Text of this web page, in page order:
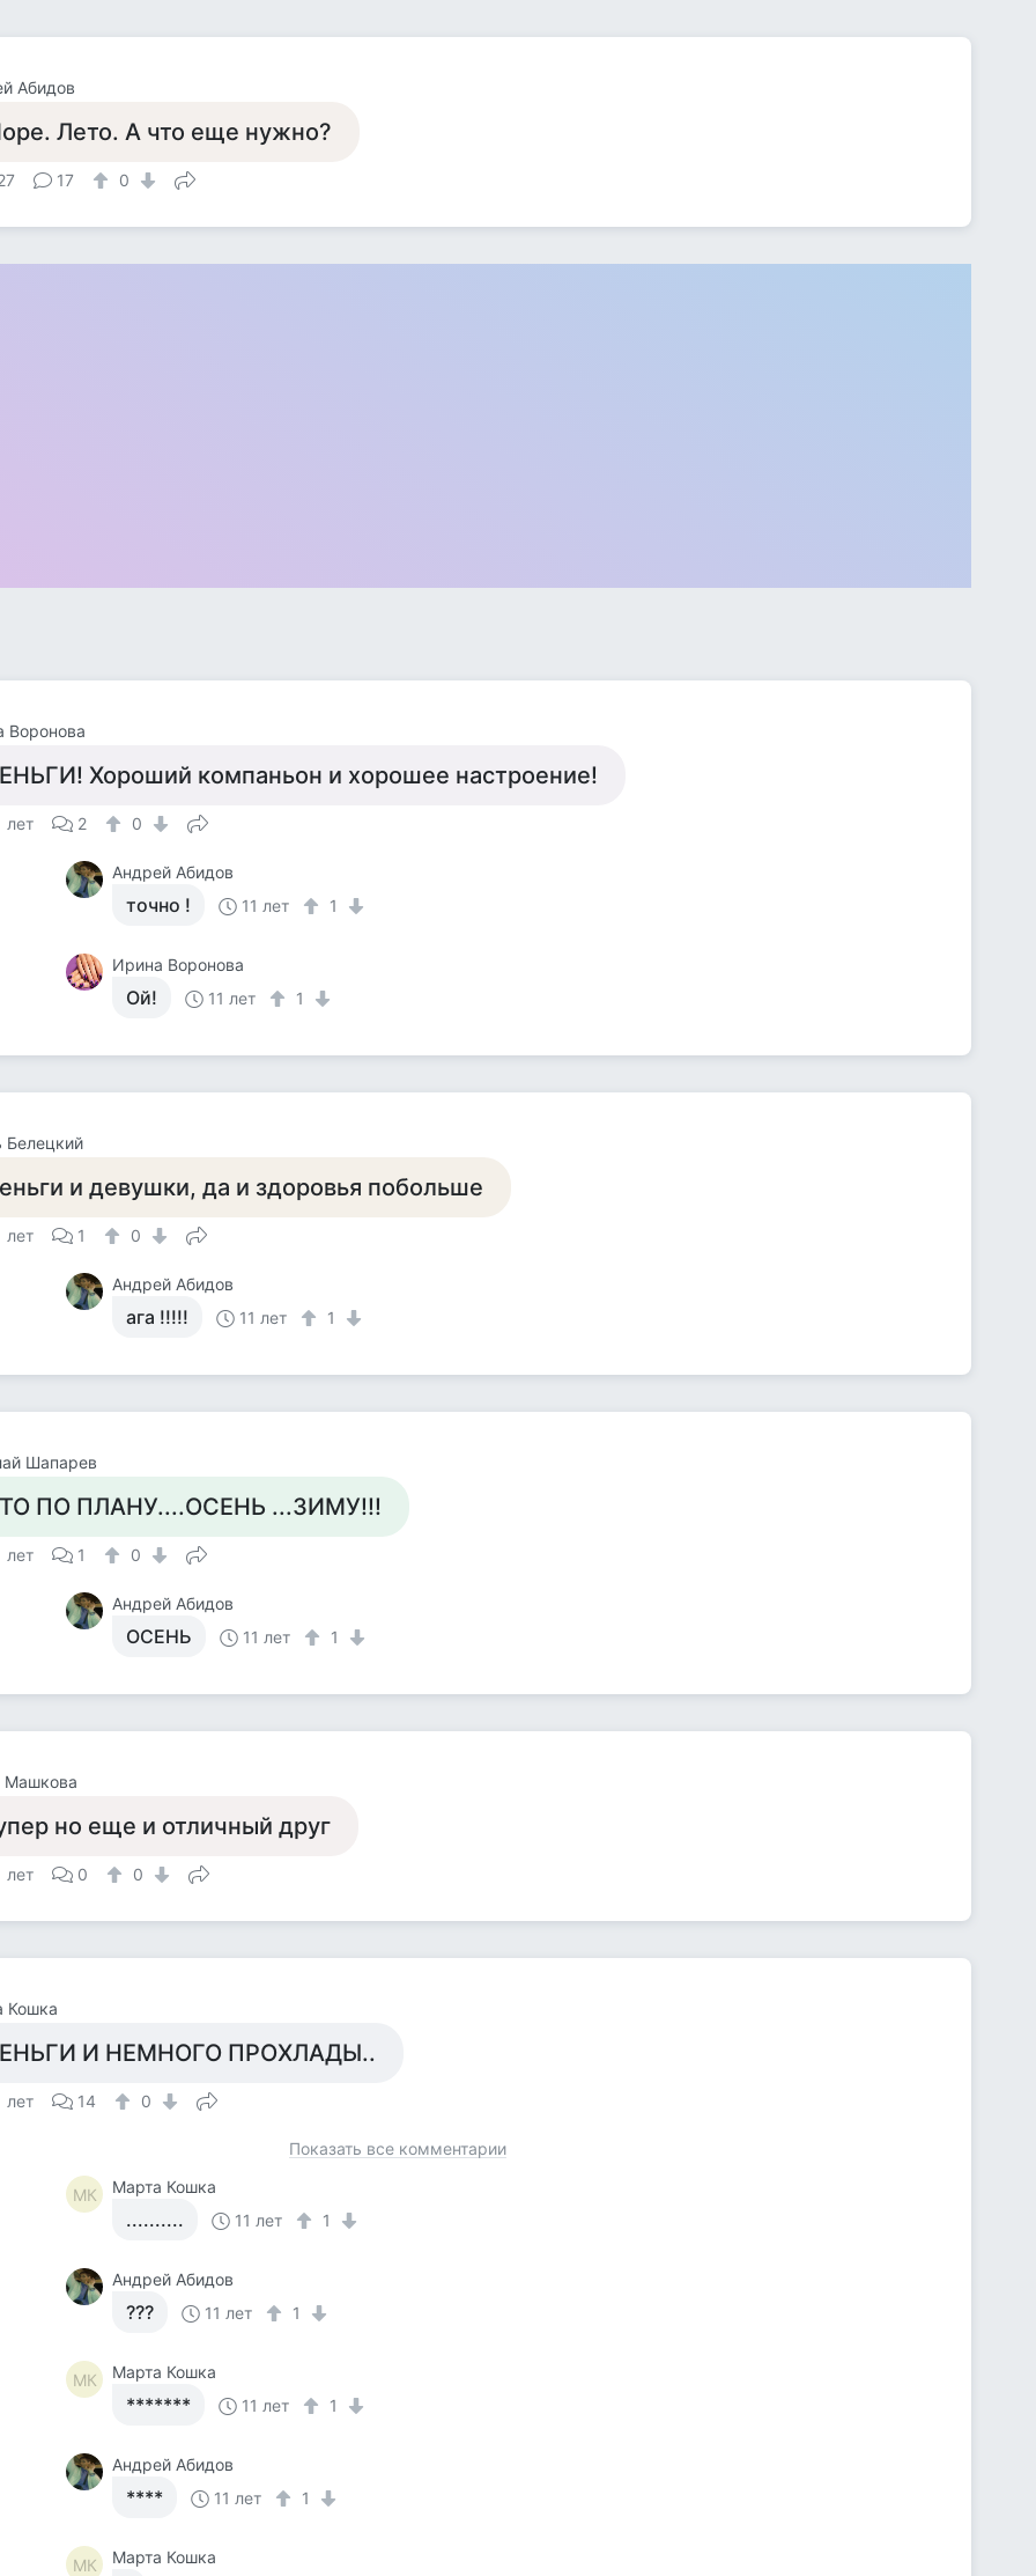
Абидов
Лето. А что еще нужно?
17 0
Воронова
Хороший компаньон и хорошее настроение!
лет 2 0
Андрей Абидов
точно ! 11 лет 1
Ирина Воронова
Ой! 11 лет 1
Белецкий
и девушки, да и здоровья побольше
лет 1 0
Андрей Абидов
ага !!!!! 11 лет 1
Шапарев
ПО ПЛАНУ....ОСЕНЬ ...ЗИМУ!!!
лет 1 0
Андрей Абидов
ОСЕНЬ 11 лет 1
Машкова
но еще и отличный друг
лет 0 0
Кошка
И НЕМНОГО ПРОХЛАДЫ..
лет 14 0
Показать все комментарии
МК Марта Кошка
.......... 11 лет 1
Андрей Абидов
??? 11 лет 1
МК Марта Кошка
******* 11 лет 1
Андрей Абидов
**** 11 лет 1
МК Марта Кошка